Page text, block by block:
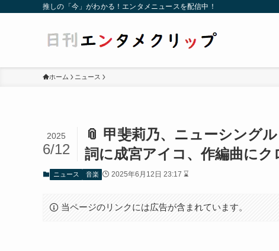
推しの「今」がわかる！エンタメニュースを配信中！
ホーム ニュース
📎 甲斐莉乃、ニューシング
詞に成宮アイコ、作編曲にク
2025
6/12
ニュース 音楽 2025年6月12日 23:17 ⌛
当ページのリンクには広告が含まれています。